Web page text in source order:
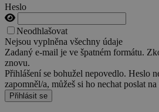
Heslo
Neodhlašovat
Nejsou vyplněna všechny údaje
Zadaný e-mail je ve špatném formátu.
znovu.
Přihlášení se bohužel nepovedlo. Heslo
zapomněl/a, můžeš si ho nechat poslat na
Přihlásit se